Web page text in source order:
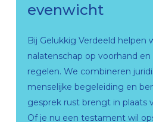
evenwicht
Bij Gelukkig Verdeeld helpen
nalatenschap op voorhand
regelen. We combineren
menselijke begeleiding en
gesprek rust brengt in plaats
Of je nu een testament wil